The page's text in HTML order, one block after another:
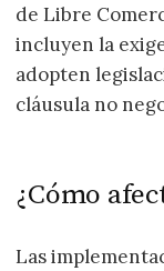
de Libre
incluyen la
adopten
cláusula no
¿Cómo
Las